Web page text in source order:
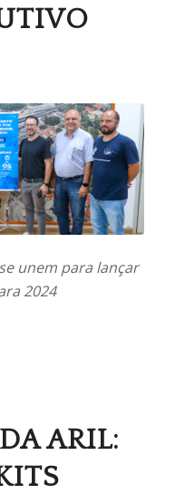
unem para lançar
2024
ARIL: